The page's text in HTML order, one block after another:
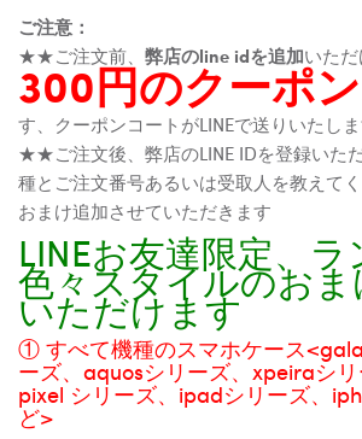
ご注意：
★★ご注文前、 弊店のline idを追加いた
300円のクーポン
す、クーポンコートがLINEで送りいたし
★★ご注文後、弊店のLINE IDを登録いた
種とご注文番号あるいは受取人を教えて
おまけ追加させていただきます
LINEお友達限定、
色々スタイルのお
いただけます
① すべて機種のスマホケース
ーズ、aquosシリーズ、xpeiraシ
pixel シリーズ、ipadシリーズ、
ど>